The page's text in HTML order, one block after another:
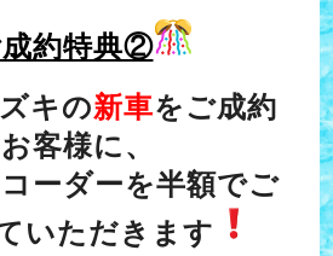
約特典②
キの新車をご成約
客様に、
ーダーを半額でご
いただきます